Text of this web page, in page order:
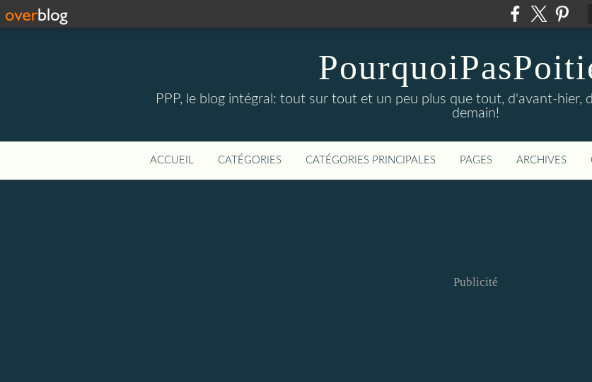
PPP, le blog intégral: tout sur tout et un peu plus que tout, d'avant-hier,
demain!
ACCUEIL CATÉGORIES CATÉGORIES PRINCIPALES PAGES ARCHIVES
Publicité